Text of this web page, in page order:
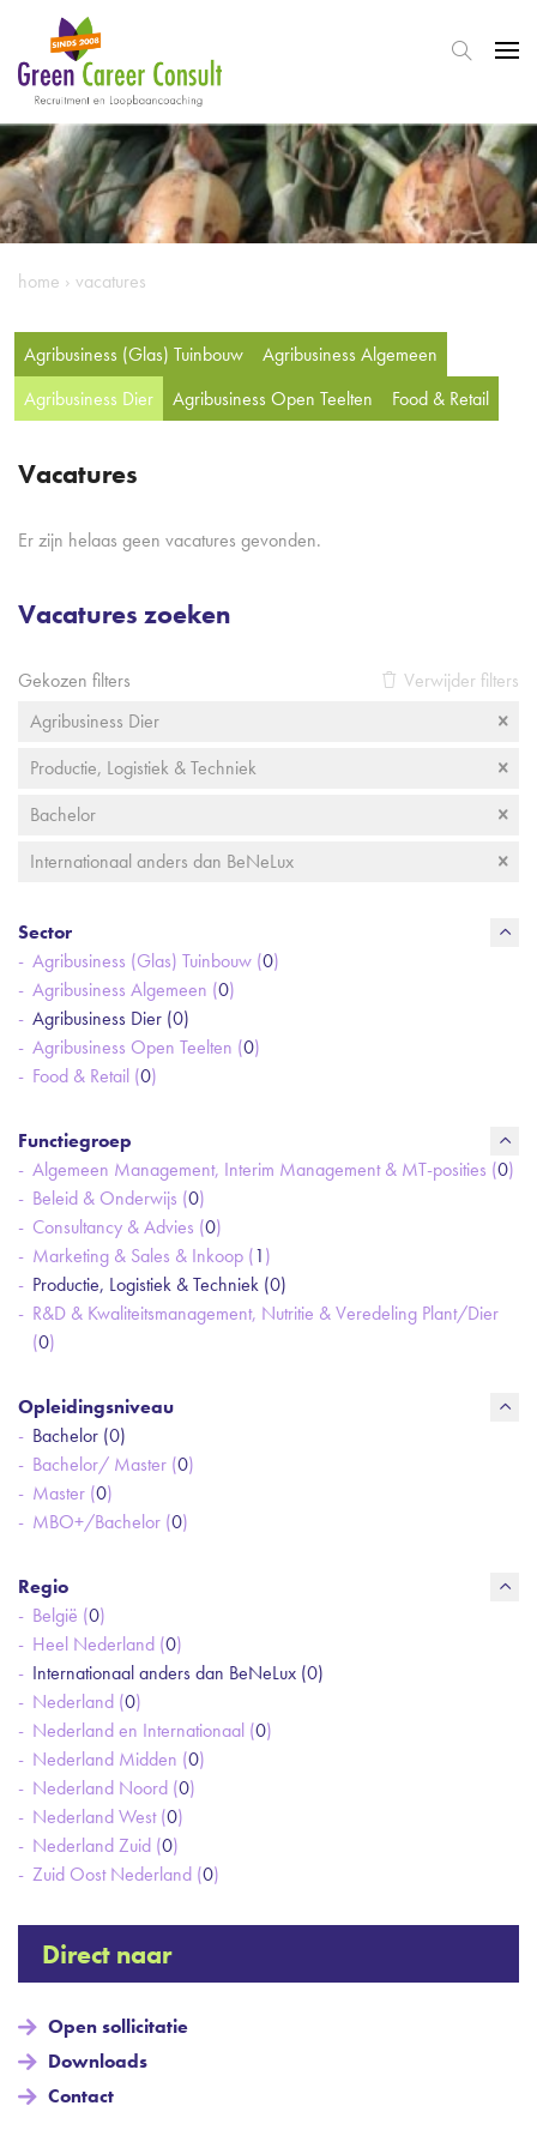
home › vacatures
Agribusiness (Glas) Tuinbouw
Agribusiness Algemeen
Agribusiness Dier
Agribusiness Open Teelten Food & Retail
Vacatures
Er zijn helaas geen vacatures gevonden.
Vacatures zoeken
Gekozen filters
Verwijder filters
Agribusiness Dier
Productie, Logistiek & Techniek
Bachelor
Internationaal anders dan BeNeLux
Sector
Agribusiness (Glas) Tuinbouw (0)
Agribusiness Algemeen (0)
Agribusiness Dier (0)
Agribusiness Open Teelten (0)
Food & Retail (0)
Functiegroep
Algemeen Management, Interim Management & MT-posities (0)
Beleid & Onderwijs (0)
Consultancy & Advies (0)
Marketing & Sales & Inkoop (1)
Productie, Logistiek & Techniek (0)
R&D & Kwaliteitsmanagement, Nutritie & Veredeling Plant/Dier
(0)
Opleidingsniveau
Bachelor (0)
Bachelor/ Master (0)
Master (0)
MBO+/Bachelor (0)
Regio
België (0)
Heel Nederland (0)
Internationaal anders dan BeNeLux (0)
Nederland (0)
Nederland en Internationaal (0)
Nederland Midden (0)
Nederland Noord (0)
Nederland West (0)
Nederland Zuid (0)
Zuid Oost Nederland (0)
Direct naar
Open sollicitatie
Downloads
Contact